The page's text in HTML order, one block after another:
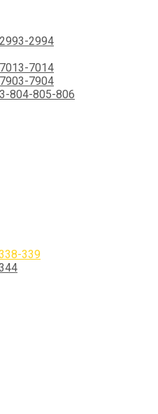
2994
7014
7904
804-805-806
339